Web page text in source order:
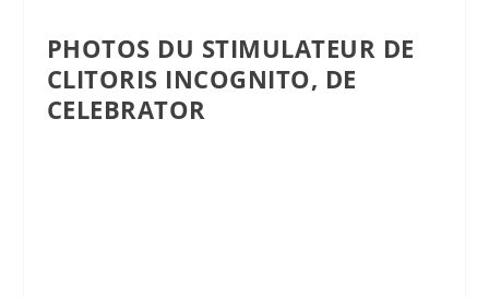
PHOTOS DU STIMULATEUR DE
CLITORIS INCOGNITO, DE
CELEBRATOR